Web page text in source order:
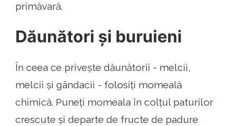
primăvară.
Dăunători și buruieni
În ceea ce privește dăunătorii - melcii,
melcii și gândacii - folosiți momeală
chimică. Puneți momeala în colțul paturilor
crescute și departe de fructe de padure